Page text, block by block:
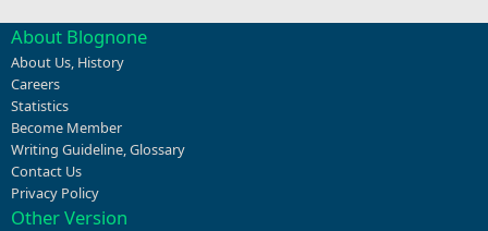
About Blognone
About Us, History
Careers
Statistics
Become Member
Writing Guideline,Glossary
Contact Us
Privacy Policy
Other Version